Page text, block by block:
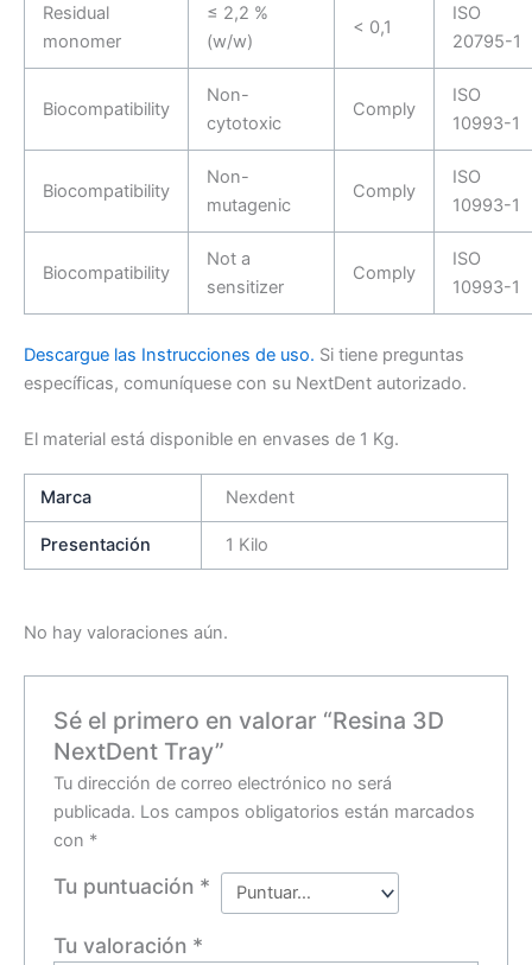
Residual
monomer
≤ 2,2 %
(w/w)
< 0,1
ISO
20795-1
Biocompatibility
Non-
cytotoxic
Comply
ISO
10993-1
Biocompatibility
Non-
mutagenic
Comply
ISO
10993-1
Biocompatibility
Not a
sensitizer
Comply
ISO
10993-1
Descargue las Instrucciones de uso. Si tiene preguntas
específicas, comuníquese con su NextDent autorizado.
El material está disponible en envases de 1 Kg.
Marca Nexdent
Presentación 1 Kilo
No hay valoraciones aún.
Sé el primero en valorar “Resina 3D
NextDent Tray”
Tu dirección de correo electrónico no será
publicada. Los campos obligatorios están marcados
con *
Tu puntuación *
Tu valoración *